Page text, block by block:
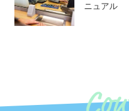
ニュアル